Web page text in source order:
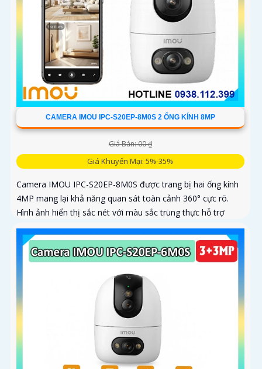
CAMERA IMOU IPC-S20EP-8M0S 2 ỐNG KÍNH 8MP
Giá Bán: 00 ₫
Giá Khuyến Mại: 5%-35%
Camera IMOU IPC-S20EP-8M0S được trang bị hai ống kính
4MP mang lại khả năng quan sát toàn cảnh 360° cực rõ.
Hình ảnh hiển thị sắc nét với màu sắc trung thực hỗ trợ
quay ngang 355° và dọc 90°